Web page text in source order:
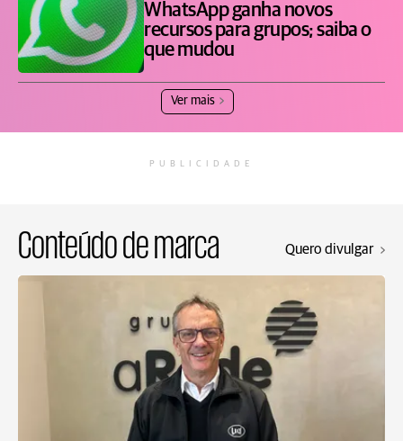
WhatsApp ganha novos
recursos para grupos; saiba o
que mudou
Ver mais
PUBLICIDADE
Conteúdo de marca Quero divulgar